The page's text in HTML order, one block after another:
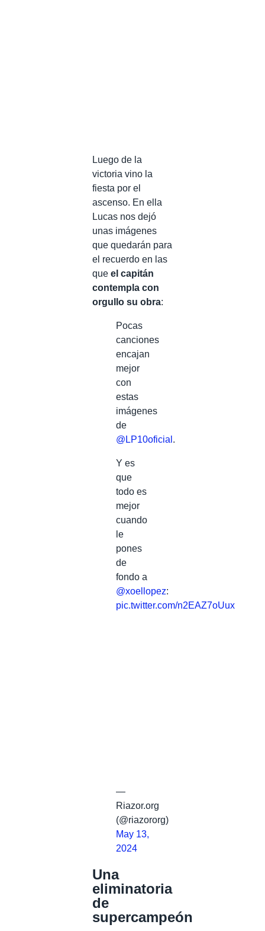
Luego de la
victoria vino la
fiesta por el
ascenso. En ella
Lucas nos dejó
unas imágenes
que quedarán para
el recuerdo en las
que el capitán
contempla con
orgullo su obra:
Pocas
canciones
encajan
mejor
con
estas
imágenes
de
@LP10oficial .
Y es
que
todo es
mejor
cuando
le
pones
de
fondo a
@xoellopez:
pic.twitter.com/n2EAZ7oUux
—
Riazor.org
(@riazororg)
May 13,
2024
Una
eliminatoria
de
supercampeón